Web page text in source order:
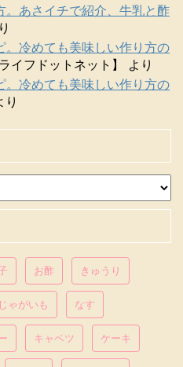
。あさイチで紹介、牛乳と酢
。冷めても美味しい作り方の
イフドットネット】
より
。冷めても美味しい作り方の
り
お酢 きゅうり
じゃがいも なす
キャベツ ケーキ